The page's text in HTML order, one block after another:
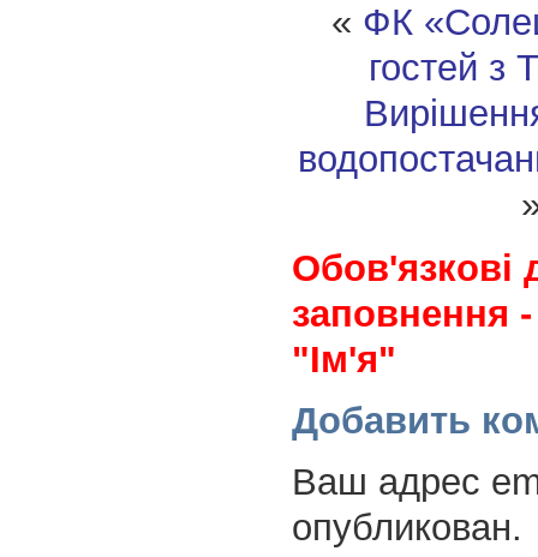
« ФК
гостей з
Обов'язкові
заповнення
"Ім'я"
Добавить
Ваш адрес
опубликован.